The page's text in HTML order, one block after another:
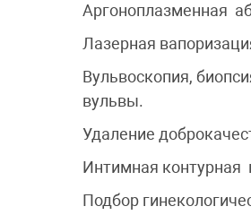
Аргоноплазменная
Лазерная
Вульвоскопия,
вульвы.
Удаление
Интимная контурная
Подбор